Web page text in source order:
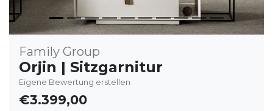
Family Group
Orjin | Sitzgarnitur
Eigene Bewertung erstellen
€3.399,00